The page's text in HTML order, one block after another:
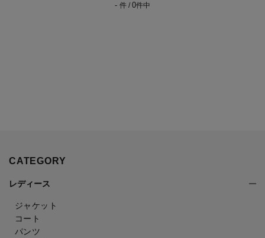
- 件 / 0件中
CATEGORY
レディース
ジャケット
コート
パンツ